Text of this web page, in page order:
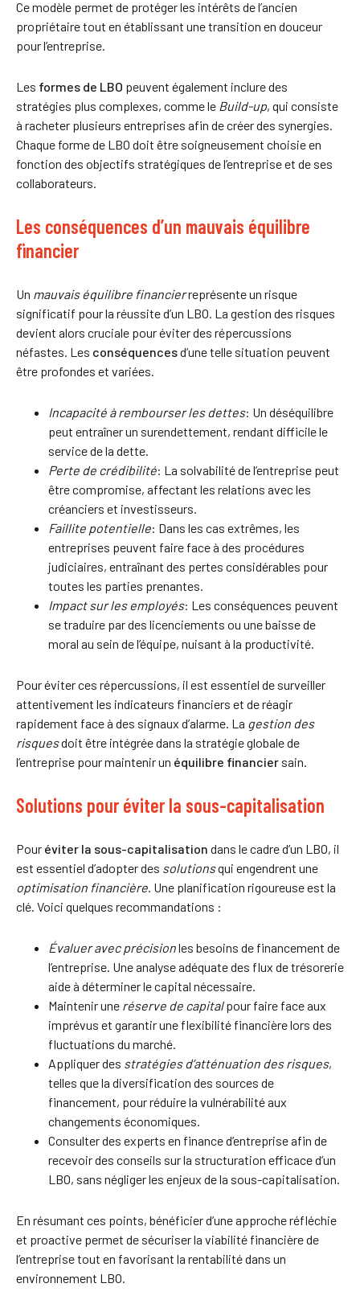
Ce modèle permet de protéger les intérêts de l’ancien
propriétaire tout en établissant une transition en douceur
pour l’entreprise.
Les formes de LBO peuvent également inclure des
stratégies plus complexes, comme le Build-up, qui consiste
à racheter plusieurs entreprises afin de créer des synergies.
Chaque forme de LBO doit être soigneusement choisie en
fonction des objectifs stratégiques de l’entreprise et de ses
collaborateurs.
Les conséquences d’un mauvais équilibre
financier
Un mauvais équilibre financierreprésente un risque
significatif pour la réussite d’un LBO. La gestion des risques
devient alors cruciale pour éviter des répercussions
néfastes. Les conséquencesd’une telle situation peuvent
être profondes et variées.
Incapacité à rembourser les dettes: Un déséquilibre
peut entraîner un surendettement, rendant difficile le
service de la dette.
Perte de crédibilité: La solvabilité de l’entreprise peut
être compromise, affectant les relations avec les
créanciers et investisseurs.
Faillite potentielle: Dans les cas extrêmes, les
entreprises peuvent faire face à des procédures
judiciaires, entraînant des pertes considérables pour
toutes les parties prenantes.
Impact sur les employés: Les conséquences peuvent
se traduire par des licenciements ou une baisse de
moral au sein de l’équipe, nuisant à la productivité.
Pour éviter ces répercussions, il est essentiel de surveiller
attentivement les indicateurs financiers et de réagir
rapidement face à des signaux d’alarme. La gestion des
risquesdoit être intégrée dans la stratégie globale de
l’entreprise pour maintenir un équilibre financier sain.
Solutions pour éviter la sous-capitalisation
Pour éviter la sous-capitalisation dans le cadre d’un LBO, il
est essentiel d’adopter des solutionsqui engendrent une
optimisation financière. Une planification rigoureuse est la
clé. Voici quelques recommandations :
Évaluer avec précisionles besoins de financement de
l’entreprise. Une analyse adéquate des flux de trésorerie
aide à déterminer le capital nécessaire.
Maintenir une réserve de capitalpour faire face aux
imprévus et garantir une flexibilité financière lors des
fluctuations du marché.
Appliquer des stratégies d’atténuation des risques,
telles que la diversification des sources de
financement, pour réduire la vulnérabilité aux
changements économiques.
Consulter des experts en finance d’entreprise afin de
recevoir des conseils sur la structuration efficace d’un
LBO, sans négliger les enjeux de la sous-capitalisation.
En résumant ces points, bénéficier d’une approche réfléchie
et proactive permet de sécuriser la viabilité financière de
l’entreprise tout en favorisant la rentabilité dans un
environnement LBO.